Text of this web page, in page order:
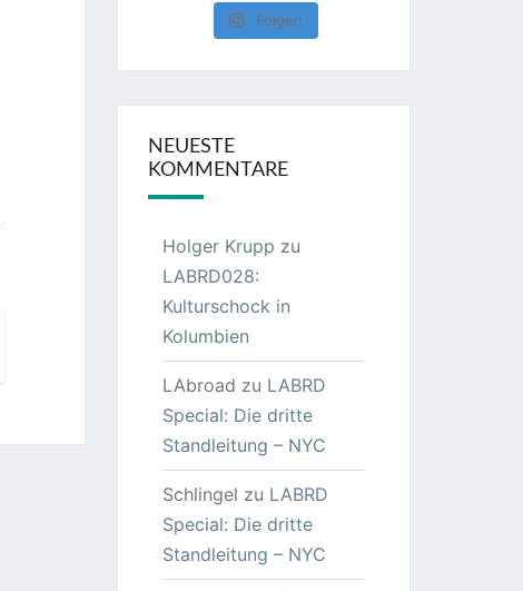
Folgen
NEUESTE
KOMMENTARE
Holger Krupp zu
LABRD028:
Kulturschock in
Kolumbien
LAbroad zu LABRD
Special: Die dritte
Standleitung – NYC
Schlingel zu LABRD
Special: Die dritte
Standleitung – NYC